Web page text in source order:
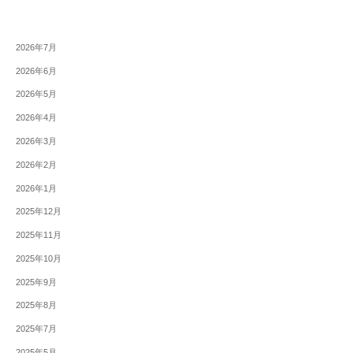
2026年7月
2026年6月
2026年5月
2026年4月
2026年3月
2026年2月
2026年1月
2025年12月
2025年11月
2025年10月
2025年9月
2025年8月
2025年7月